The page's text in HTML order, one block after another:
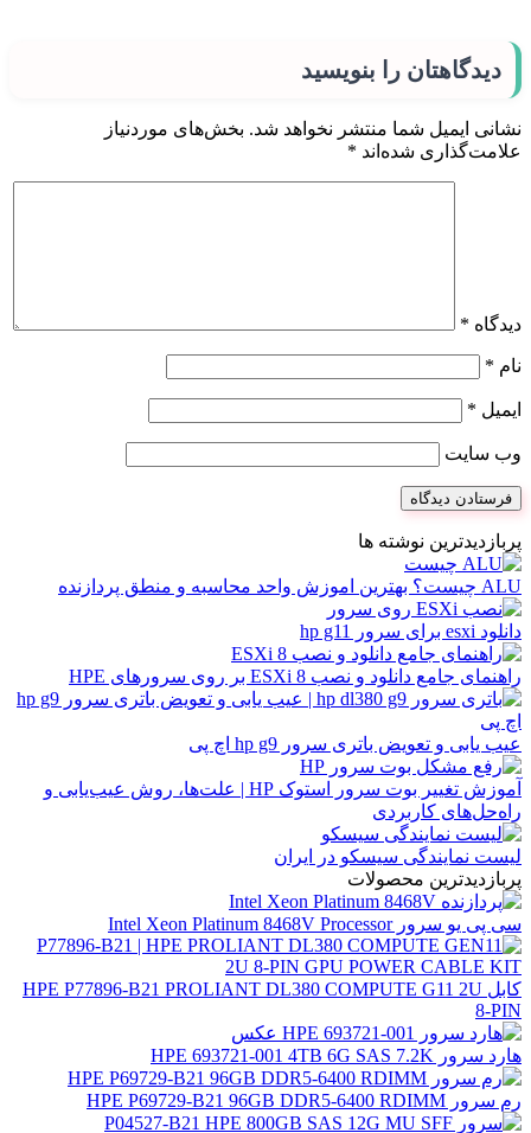
دیدگاهتان را بنویسید
نشانی ایمیل شما منتشر نخواهد شد. بخش‌های موردنیاز
علامت‌گذاری شده‌اند *
دیدگاه *
نام *
ایمیل *
وب‌ سایت
پربازدیدترین نوشته ها
ALU چیست؟ بهترین اموزش واحد محاسبه و منطق پردازنده
دانلود esxi برای سرور hp g11
راهنمای جامع دانلود و نصب ESXi 8 بر روی سرورهای HPE
عیب یابی و تعویض باتری سرور hp g9 اچ پی
آموزش تغییر بوت سرور استوک HP | علت‌ها، روش عیب‌یابی و
راه‌حل‌های کاربردی
لیست نمایندگی سیسکو در ایران
پربازدیدترین محصولات
سی پی یو سرور Intel Xeon Platinum 8468V Processor
کابل HPE P77896-B21 PROLIANT DL380 COMPUTE G11 2U
8-PIN
هارد سرور HPE 693721-001 4TB 6G SAS 7.2K
رم سرور HPE P69729-B21 96GB DDR5-6400 RDIMM